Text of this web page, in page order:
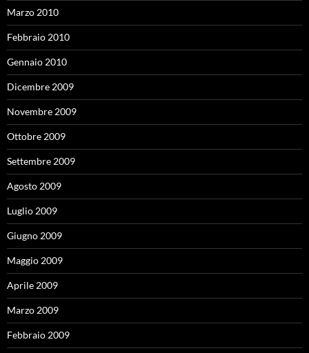
Marzo 2010
Febbraio 2010
Gennaio 2010
Dicembre 2009
Novembre 2009
Ottobre 2009
Settembre 2009
Agosto 2009
Luglio 2009
Giugno 2009
Maggio 2009
Aprile 2009
Marzo 2009
Febbraio 2009